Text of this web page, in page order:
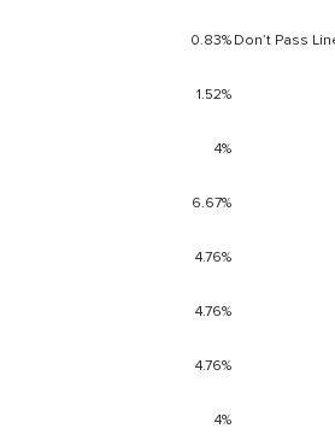
Don’t Pass
0.83%
1.52%
4%
6.67%
4.76%
4.76%
4.76%
4%